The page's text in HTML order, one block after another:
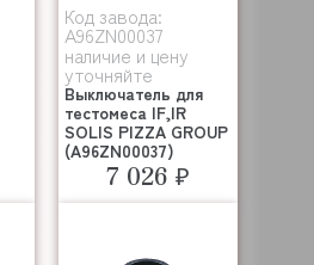
Код завода:
A96ZN00037
наличие и цену
уточняйте
Выключатель для
тестомеса IF,IR
SOLIS PIZZA GROUP
(A96ZN00037)
7 026 ₽